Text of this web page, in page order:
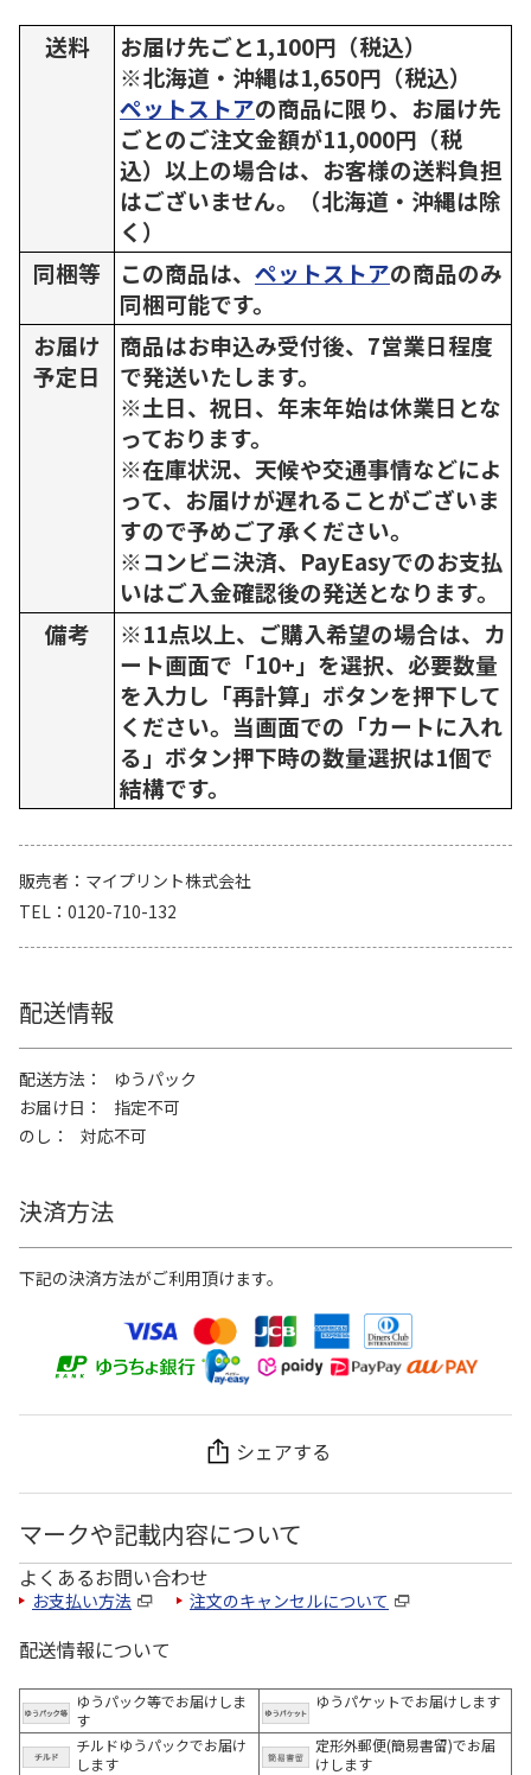
送料
お届け先ごと1,100円（税込）
※北海道・沖縄は1,650円（税込）
ペットストアの商品に限り、お届け先
ごとのご注文金額が11,000円（税
込）以上の場合は、お客様の送料負担
はございません。（北海道・沖縄は除
く）
同梱等
この商品は、 ペットストアの商品のみ
同梱可能です。
お届け
予定日
商品はお申込み受付後、7営業日程度
で発送いたします。
※土日、祝日、年末年始は休業日とな
っております。
※在庫状況、天候や交通事情などによ
って、お届けが遅れることがございま
すので予めご了承ください。
※コンビニ決済、PayEasyでのお支払
いはご入金確認後の発送となります。
備考
※11点以上、ご購入希望の場合は、カ
ート画面で「10+」を選択、必要数量
を入力し「再計算」ボタンを押下して
ください。当画面での「カートに入れ
る」ボタン押下時の数量選択は1個で
結構です。
販売者
マイプリント株式会社
TEL
0120-710-132
配送情報
配送方法
ゆうパック
お届け日
指定不可
のし
対応不可
決済方法
下記の決済方法がご利用頂けます。
シェアする
マークや記載内容について
よくあるお問い合わせ
お支払い方法 注文のキャンセルについて
配送情報について
ゆうパック等でお届けしま
す
ゆうパケットでお届けします
チルドゆうパックでお届け
します
定形外郵便(簡易書留)でお届
けします